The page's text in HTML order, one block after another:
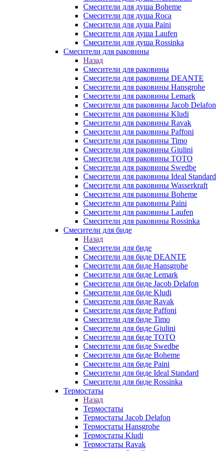
Смесители для душа Boheme
Смесители для душа Roca
Смесители для душа Paini
Смесители для душа Laufen
Смесители для душа Rossinka
Смесители для раковины
Назад
Смесители для раковины
Смесители для раковины DEANTE
Смесители для раковины Hansgrohe
Смесители для раковины Lemark
Смесители для раковины Jacob Delafon
Смесители для раковины Kludi
Смесители для раковины Ravak
Смесители для раковины Paffoni
Смесители для раковины Timo
Смесители для раковины Giulini
Смесители для раковины TOTO
Смесители для раковины Swedbe
Смесители для раковины Ideal Standard
Смесители для раковины Wasserkraft
Смесители для раковины Boheme
Смесители для раковины Paini
Смесители для раковины Laufen
Смесители для раковины Rossinka
Смесители для биде
Назад
Смесители для биде
Смесители для биде DEANTE
Смесители для биде Hansgrohe
Смесители для биде Lemark
Смесители для биде Jacob Delafon
Смесители для биде Kludi
Смесители для биде Ravak
Смесители для биде Paffoni
Смесители для биде Timo
Смесители для биде Giulini
Смесители для биде TOTO
Смесители для биде Swedbe
Смесители для биде Boheme
Смесители для биде Paini
Смесители для биде Ideal Standard
Смесители для биде Rossinka
Термостаты
Назад
Термостаты
Термостаты Jacob Delafon
Термостаты Hansgrohe
Термостаты Kludi
Термостаты Ravak